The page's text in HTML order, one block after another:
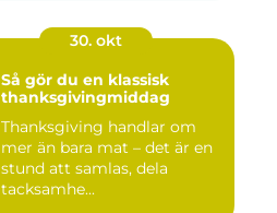
30. okt
Så gör du en klassisk
thanksgivingmiddag
Thanksgiving handlar om
mer än bara mat – det är en
stund att samlas, dela
tacksamhe...